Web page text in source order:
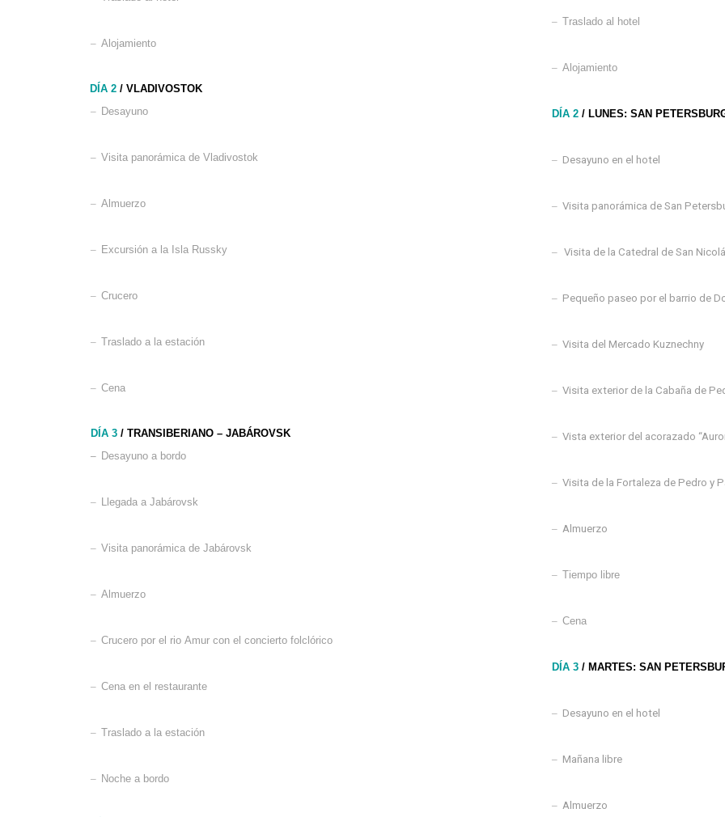
– Alojamiento
DÍA 2 /VLADIVOSTOK
– Desayuno
– Visita panorámica de Vladivostok
– Almuerzo
– Excursión a la Isla Russky
– Crucero
– Traslado a la estación
– Cena
DÍA 3 / TRANSIBERIANO – JABÁROVSK
– Desayuno a bordo
– Llegada a Jabárovsk
– Visita panorámica de Jabárovsk
– Almuerzo
– Crucero por el rio Amur con el concierto folclórico
– Cena en el restaurante
– Traslado a la estación
– Noche a bordo
– Traslado al hotel
– Alojamiento
DÍA 2 / LUNES: SAN
– Desayuno en el hotel
– Visita panorámica de San
– Visita de la Catedral de San
– Pequeño paseo por el barrio de
– Visita del Mercado Kuznechny
– Visita exterior de la Cabaña de
– Vista exterior del acorazado
– Visita de la Fortaleza de Pedro y
– Almuerzo
– Tiempo libre
– Cena
DÍA 3 / MARTES: SAN
– Desayuno en el hotel
– Mañana libre
– Almuerzo